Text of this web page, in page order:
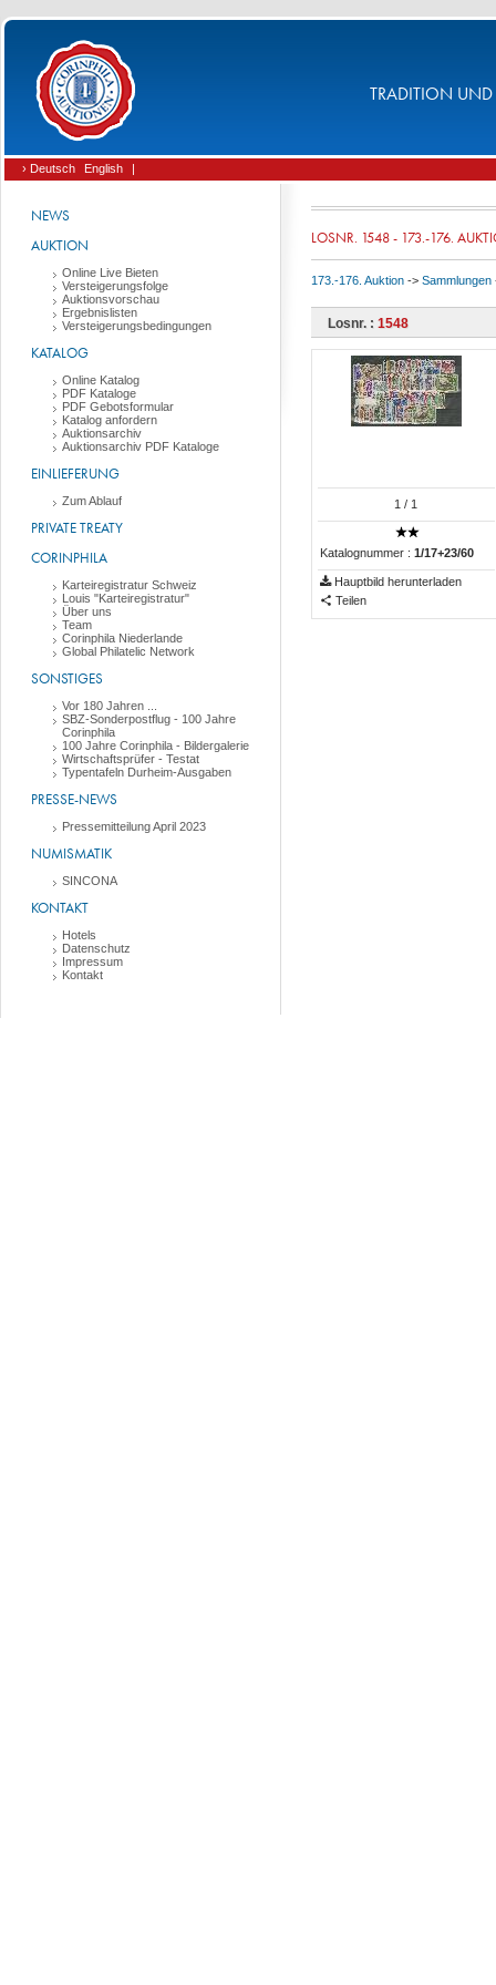
TRADITION UND
› Deutsch English |
NEWS
AUKTION
Online Live Bieten
Versteigerungsfolge
Auktionsvorschau
Ergebnislisten
Versteigerungsbedingungen
KATALOG
Online Katalog
PDF Kataloge
PDF Gebotsformular
Katalog anfordern
Auktionsarchiv
Auktionsarchiv PDF Kataloge
EINLIEFERUNG
Zum Ablauf
PRIVATE TREATY
CORINPHILA
Karteiregistratur Schweiz
Louis "Karteiregistratur"
Über uns
Team
Corinphila Niederlande
Global Philatelic Network
SONSTIGES
Vor 180 Jahren ...
SBZ-Sonderpostflug - 100 Jahre
Corinphila
100 Jahre Corinphila - Bildergalerie
Wirtschaftsprüfer - Testat
Typentafeln Durheim-Ausgaben
PRESSE-NEWS
Pressemitteilung April 2023
NUMISMATIK
SINCONA
KONTAKT
Hotels
Datenschutz
Impressum
Kontakt
LOSNR. 1548 - 173.-176.
173.-176. Auktion -> Sammlungen
Losnr. : 1548
1 / 1
Katalognummer : 1/17+23/60
Hauptbild herunterladen
Teilen